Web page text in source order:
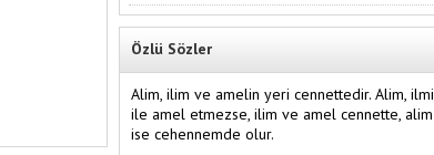
Özlü Sözler
Alim, ilim ve amelin yeri cennettedir. Alim, ilmi
ile amel etmezse, ilim ve amel cennette, alim
ise cehennemde olur.